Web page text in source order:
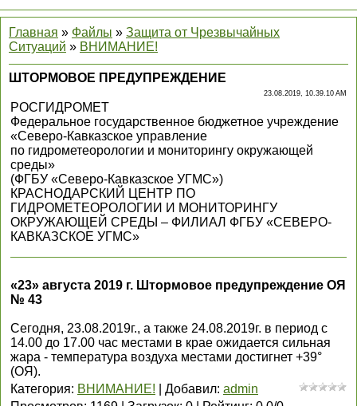
Главная » Файлы » Защита от Чрезвычайных
Ситуаций » ВНИМАНИЕ!
ШТОРМОВОЕ ПРЕДУПРЕЖДЕНИЕ
23.08.2019, 10.39.10 AM
РОСГИДРОМЕТ
Федеральное государственное бюджетное учреждение
«Северо-Кавказское управление
по гидрометеорологии и мониторингу окружающей
среды»
(ФГБУ «Северо-Кавказское УГМС»)
КРАСНОДАРСКИЙ ЦЕНТР ПО
ГИДРОМЕТЕОРОЛОГИИ И МОНИТОРИНГУ
ОКРУЖАЮЩЕЙ СРЕДЫ – ФИЛИАЛ ФГБУ «СЕВЕРО-
КАВКАЗСКОЕ УГМС»
«23» августа 2019 г. Штормовое предупреждение ОЯ
№ 43
Сегодня, 23.08.2019г., а также 24.08.2019г. в период с
14.00 до 17.00 час местами в крае ожидается сильная
жара - температура воздуха местами достигнет +39°
(ОЯ).
Категория: ВНИМАНИЕ! Добавил: admin